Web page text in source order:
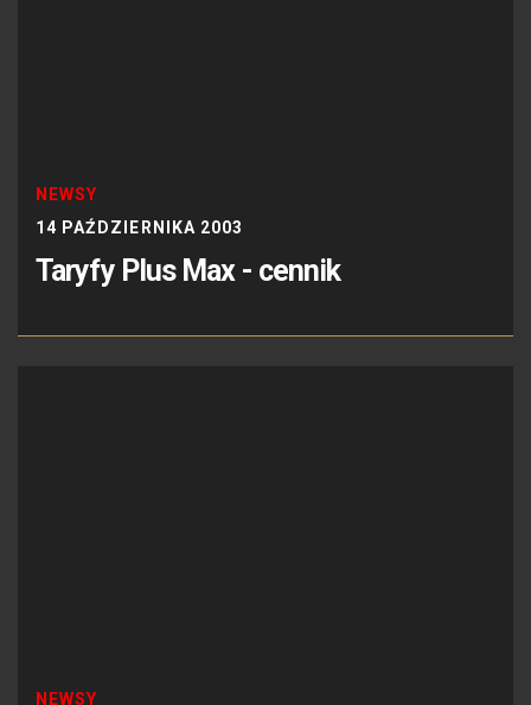
NEWSY
14 PAŹDZIERNIKA 2003
Taryfy Plus Max - cennik
NEWSY